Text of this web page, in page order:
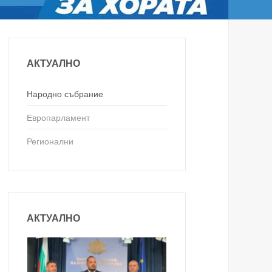
АКТУАЛНО
Народно събрание
Европарламент
Регионални
АКТУАЛНО